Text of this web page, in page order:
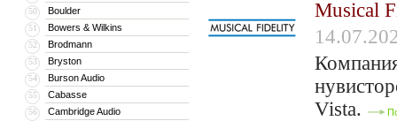
50 Boulder
51 Bowers & Wilkins
52 Brodmann
53 Bryston
54 Burson Audio
55 Cabasse
56 Cambridge Audio
Musical
Vista.